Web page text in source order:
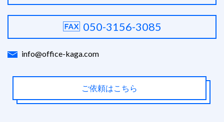
050-3156-3085
info@office-kaga.com
ご依頼はこちら